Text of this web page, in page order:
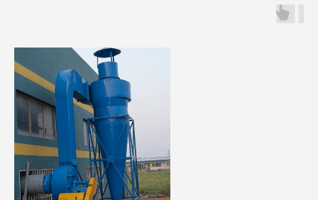
Сельское хозяйство
Металлургическая промышленность
Производство удобрений
Горнодобывающая промышленность
Производство строительных материалов
Цементная промышленность
Судостроение и судоремонт
Оффшорная добыча и перевалка углеводородного сырья